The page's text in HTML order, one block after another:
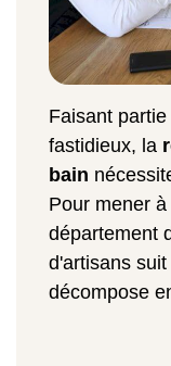
Faisant
fastidieux, la
bain
Pour mener
département
d'artisans
décompose